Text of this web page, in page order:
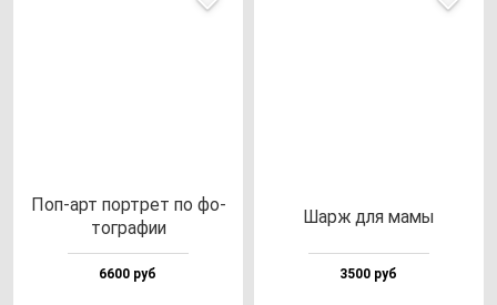
Поп-арт пор­трет по фо­
тог­ра­фии
6600 руб
Шарж для ма­мы
3500 руб